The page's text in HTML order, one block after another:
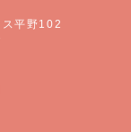
平野102